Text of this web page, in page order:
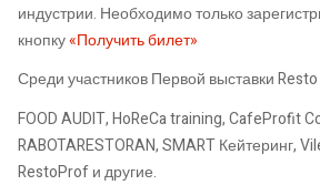
индустрии. Необходимо только
кнопку«Получить билет»
Среди участников Первой выставки Resto
FOOD AUDIT, HoReCa training, CafeProfit
RABOTARESTORAN, SMART Кейтеринг,
RestoProf и другие.